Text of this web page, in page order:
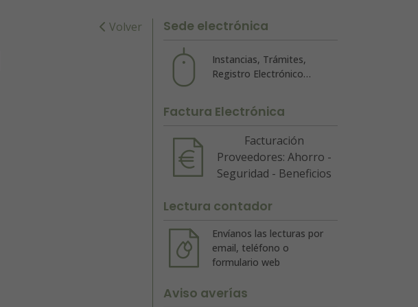
Volver Sede electrónica
Instancias, Trámites,
Registro Electrónico…
Factura Electrónica
Facturación
Proveedores: Ahorro -
Seguridad - Beneficios
Lectura contador
Envíanos las lecturas por
email, teléfono o
formulario web
Aviso averías